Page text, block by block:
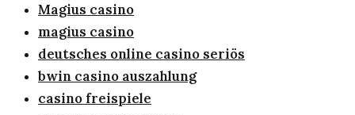
Magius casino
magius casino
deutsches online casino seriös
bwin casino auszahlung
casino freispiele